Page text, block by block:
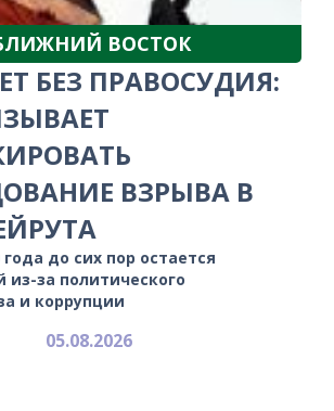
ВОСТОК
БЕЗ ПРАВОСУДИЯ:
ВЗРЫВА В
до сих пор остается
из-за политического
и коррупции
05.08.2026